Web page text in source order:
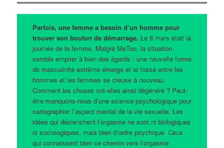
Parfois, une femme a besoin d’un homme pour
trouver son bouton de démarrage. Le 8 mars était la
journée de la femme. Malgré MeToo, la situation
semble empirer à bien des égards : une nouvelle forme
de masculinité extrême émerge et le fossé entre les
hommes et les femmes se creuse à nouveau.
Comment les choses ont-elles ainsi dégénéré ? Peut-
être manquons-nous d’une science psychologique pour
cartographier l’aspect mental de la vie sexuelle. Les
idées qui déclenchent l’orgasme ne sont ni biologiques
ni sociologiques, mais bien d’ordre psychique. Ceux
qui connaissent bien ce chemin vers l’orgasme